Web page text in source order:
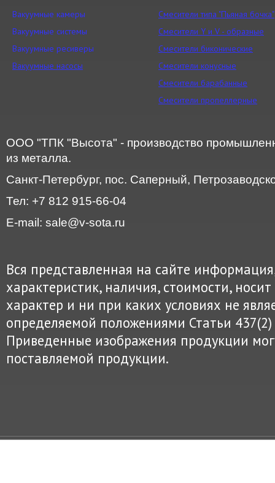
Вакуумные камеры
Вакуумные системы
Вакуумные ресиверы
Вакуумные насосы
Смесители типа "Пьяная бочка"
Смесители Y и V - образные
Смесители биконические
Смесители конусные
Смесители барабанные
Смесители пропеллерные
ООО "ТПК "Высота" - производство
из металла.
Санкт-Петербург, пос. Саперный,
Тел: +7 812 915-66-04
E-mail: sale@v-sota.ru
Вся представленная на сайте
характеристик, наличия, стоимости,
характер и ни при каких условиях не
определяемой положениями Статьи
Приведенные изображения продукции
поставляемой продукции.